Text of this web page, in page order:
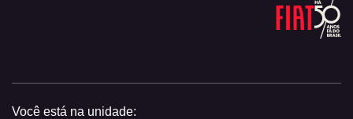
Você está na unidade: